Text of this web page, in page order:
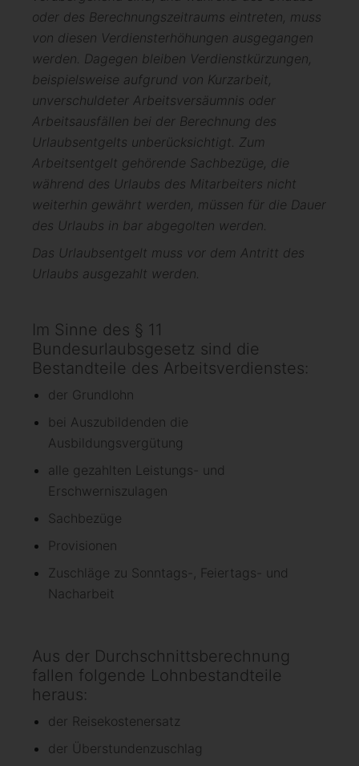
oder des Berechnungszeitraums eintreten, muss
von diesen Verdiensterhöhungen ausgegangen
werden. Dagegen bleiben Verdienstkürzungen,
beispielsweise aufgrund von Kurzarbeit,
unverschuldeter Arbeitsversäumnis oder
Arbeitsausfällen bei der Berechnung des
Urlaubsentgelts unberücksichtigt. Zum
Arbeitsentgelt gehörende Sachbezüge, die
während des Urlaubs des Mitarbeiters nicht
weiterhin gewährt werden, müssen für die Dauer
des Urlaubs in bar abgegolten werden.
Das Urlaubsentgelt muss vor dem Antritt des
Urlaubs ausgezahlt werden.
Im Sinne des § 11
Bundesurlaubsgesetz sind die
Bestandteile des Arbeitsverdienstes:
der Grundlohn
bei Auszubildenden die
Ausbildungsvergütung
alle gezahlten Leistungs- und
Erschwerniszulagen
Sachbezüge
Provisionen
Zuschläge zu Sonntags-, Feiertags- und
Nacharbeit
Aus der Durchschnittsberechnung
fallen folgende Lohnbestandteile
heraus:
der Reisekostenersatz
der Überstundenzuschlag